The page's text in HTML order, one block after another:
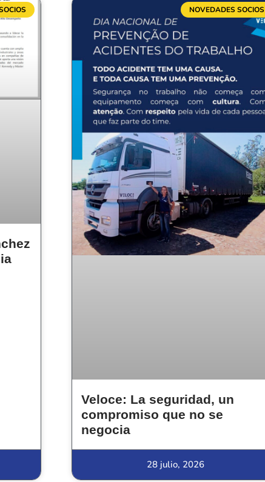
NOVEDADES SOCIOS
Veloce: La seguridad, un
compromiso que no se
negocia
28 julio, 2026